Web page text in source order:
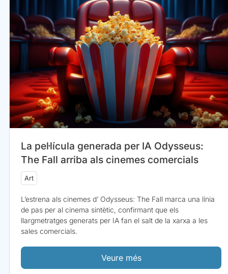
La pel·lícula generada per IA Odysseus:
The Fall arriba als cinemes comercials
Art
L’estrena als cinemes d’ Odysseus: The Fall marca una línia
de pas per al cinema sintètic, confirmant que els
llargmetratges generats per IA fan el salt de la xarxa a les
sales comercials.
Veure més